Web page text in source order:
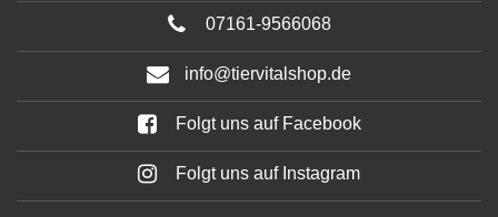
07161-9566068
info@tiervitalshop.de
Folgt uns auf Facebook
Folgt uns auf Instagram